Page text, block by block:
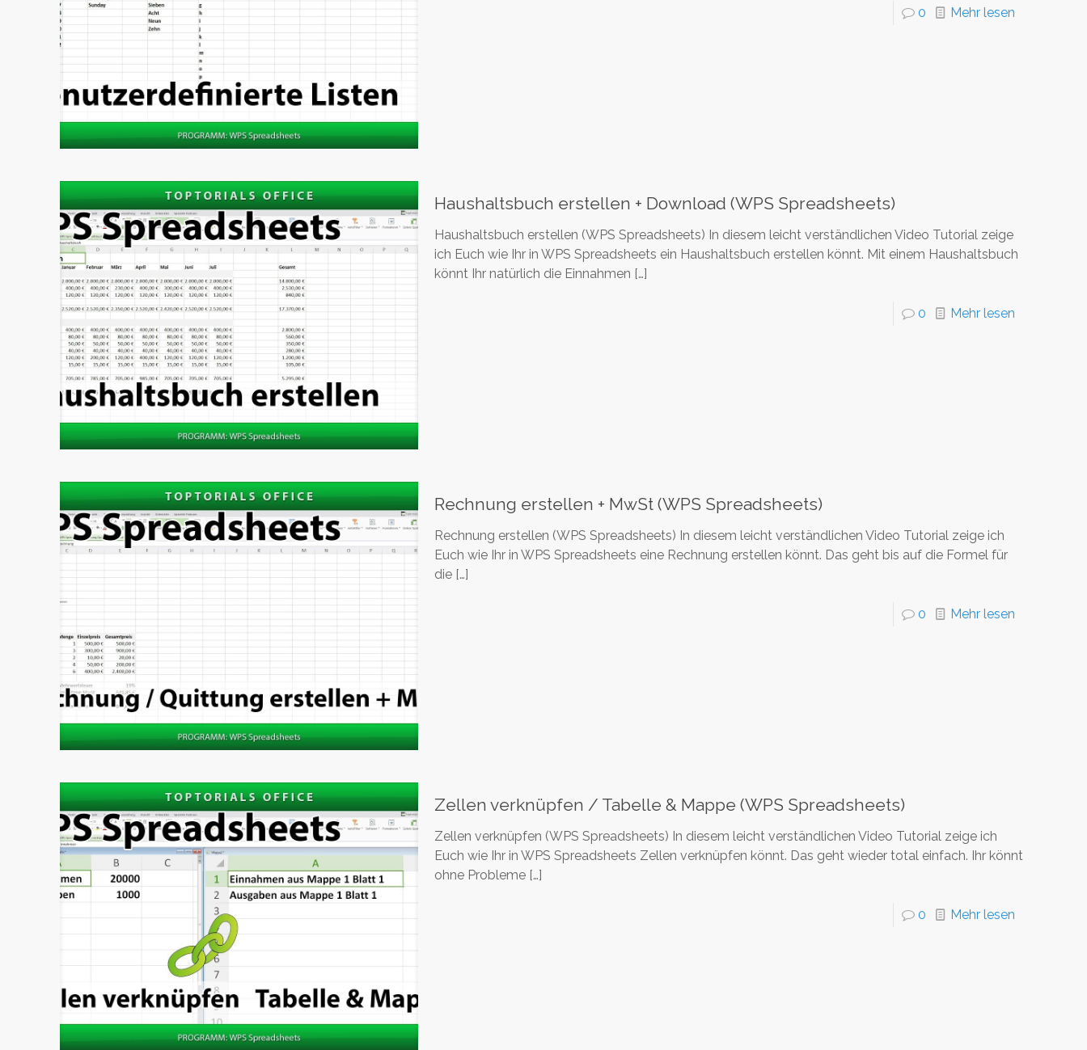
0 Mehr lesen
Haushaltsbuch erstellen + Download (WPS Spreadsheets)
Haushaltsbuch erstellen (WPS Spreadsheets) In diesem leicht verständlichen Video Tutorial zeige
ich Euch wie Ihr in WPS Spreadsheets ein Haushaltsbuch erstellen könnt. Mit einem Haushaltsbuch
könnt Ihr natürlich die Einnahmen […]
0 Mehr lesen
Rechnung erstellen + MwSt (WPS Spreadsheets)
Rechnung erstellen (WPS Spreadsheets) In diesem leicht verständlichen Video Tutorial zeige ich
Euch wie Ihr in WPS Spreadsheets eine Rechnung erstellen könnt. Das geht bis auf die Formel für
die[…]
0 Mehr lesen
Zellen verknüpfen / Tabelle & Mappe (WPS Spreadsheets)
Zellen verknüpfen (WPS Spreadsheets) In diesem leicht verständlichen Video Tutorial zeige ich
Euch wie Ihr in WPS Spreadsheets Zellen verknüpfen könnt. Das geht wieder total einfach. Ihr könnt
ohne Probleme[…]
0 Mehr lesen